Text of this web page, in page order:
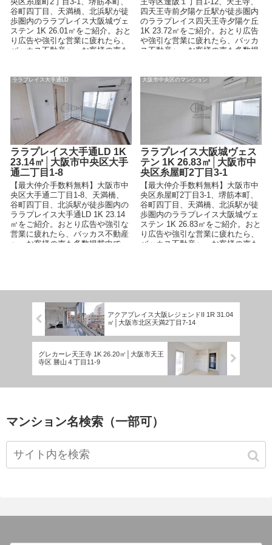
谷町四丁目、天満橋、北浜駅が徒
歩圏内のララプレイス大阪城ヴェ
ステン 1K 26.01㎡をご紹介。おと
り広告や強引な営業に疲れたら、
バッカス不動産へ。お客様の声も
四天王寺前夕陽ケ丘駅が徒歩圏内
のララプレイス四天王寺夕陽ケ丘
1K 23.72㎡をご紹介。おとり広告
や強引な営業に疲れたら、バッカ
ス不動産へ。お客様の声も多数掲
ララプレイス大手通LD
ララプレイス大手通LD 1K
23.14㎡│大阪市中央区大手
通二丁目1-8
【最大仲介手数料無料】大阪市中
央区大手通二丁目1-8、天満橋、
谷町四丁目、北浜駅が徒歩圏内の
ララプレイス大手通LD 1K 23.14
㎡をご紹介。おとり広告や強引な
営業に疲れたら、バッカス不動産
へ。お客様の声も多数掲載中で
大阪市中央区のマンション
ララプレイス大阪城ヴェス
テン 1K 26.83㎡│大阪市中
央区糸屋町2丁目3-1
【最大仲介手数料無料】大阪市中
央区糸屋町2丁目3-1、堺筋本町、
谷町四丁目、天満橋、北浜駅が徒
歩圏内のララプレイス大阪城ヴェ
ステン 1K 26.83㎡をご紹介。おと
り広告や強引な営業に疲れたら、
バッカス不動産へ。お客様の声も
アクアプレイス大阪レジェンドII 1R 31.04
㎡│大阪市北区天満2丁目7-14
グレカーレ天王寺 1K 26.20㎡│大阪市天王
寺区 勝山４丁目11-9
マンション名検索（一部可）